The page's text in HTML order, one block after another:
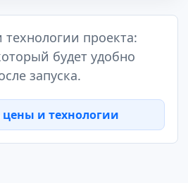
проекта:
будет удобно
запуска.
и технологии